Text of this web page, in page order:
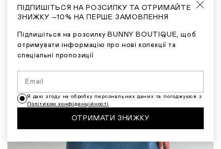
ПІДПИШІТЬСЯ НА РОЗСИЛКУ ТА ОТРИМАЙТЕ
ЗНИЖКУ –10% НА ПЕРШЕ ЗАМОВЛЕННЯ
Підпишіться на розсилку BUNNY BOUTIQUE, щоб
отримувати інформацію про нові колекції та
спеціальні пропозиції
Я даю згоду на обробку персональних даних та погоджуюся з
Політикою конфіденційності
ОТРИМАТИ ЗНИЖКУ